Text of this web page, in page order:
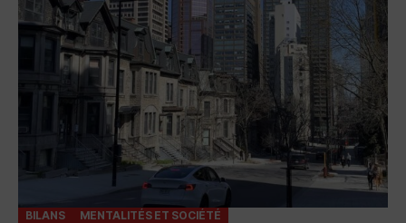
BILANS
MENTALITÉS ET SOCIÉTÉ